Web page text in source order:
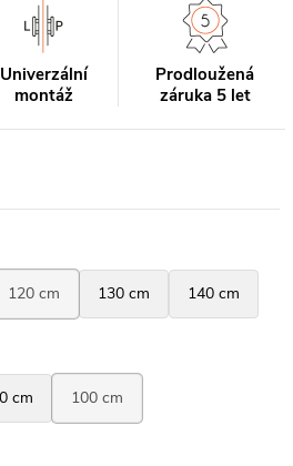
Univerzální
montáž
Prodloužená
záruka 5 let